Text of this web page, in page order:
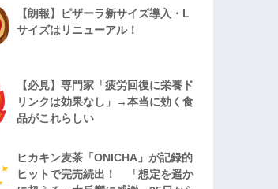
【朗報】ピザーラ新サイズ導入・L
サイズはリニューアル！
【必見】専門家「疲労回復に栄養ド
リンクは効果なし」→本当に効く食
品がこれらしい
ヒカキン麦茶「ONICHA」が記録的
ヒットで完売続出！ 「想定を遥か